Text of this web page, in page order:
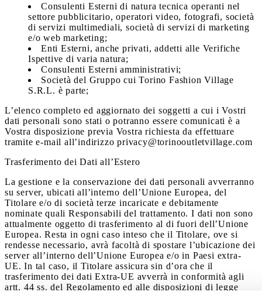
Consulenti Esterni di natura tecnica operanti nel
settore pubblicitario, operatori video, fotografi, società
di servizi multimediali, società di servizi di marketing
e/o web marketing;
Enti Esterni, anche privati, addetti alle Verifiche
Ispettive di varia natura;
Consulenti Esterni amministrativi;
Società del Gruppo cui Torino Fashion Village
S.R.L. è parte;
L’elenco completo ed aggiornato dei soggetti a cui i Vostri
dati personali sono stati o potranno essere comunicati è a
Vostra disposizione previa Vostra richiesta da effettuare
tramite e-mail all’indirizzo privacy@torinooutletvillage.com
Trasferimento dei Dati all’Estero
La gestione e la conservazione dei dati personali avverranno
su server, ubicati all’interno dell’Unione Europea, del
Titolare e/o di società terze incaricate e debitamente
nominate quali Responsabili del trattamento. I dati non sono
attualmente oggetto di trasferimento al di fuori dell’Unione
Europea. Resta in ogni caso inteso che il Titolare, ove si
rendesse necessario, avrà facoltà di spostare l’ubicazione dei
server all’interno dell’Unione Europea e/o in Paesi extra-
UE. In tal caso, il Titolare assicura sin d’ora che il
trasferimento dei dati Extra-UE avverrà in conformità agli
artt. 44 ss. del Regolamento ed alle disposizioni di legge